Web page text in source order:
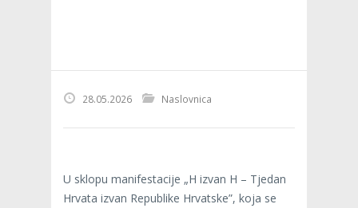
28.05.2026 Naslovnica
U sklopu manifestacije „H izvan H – Tjedan
Hrvata izvan Republike Hrvatske”, koja se